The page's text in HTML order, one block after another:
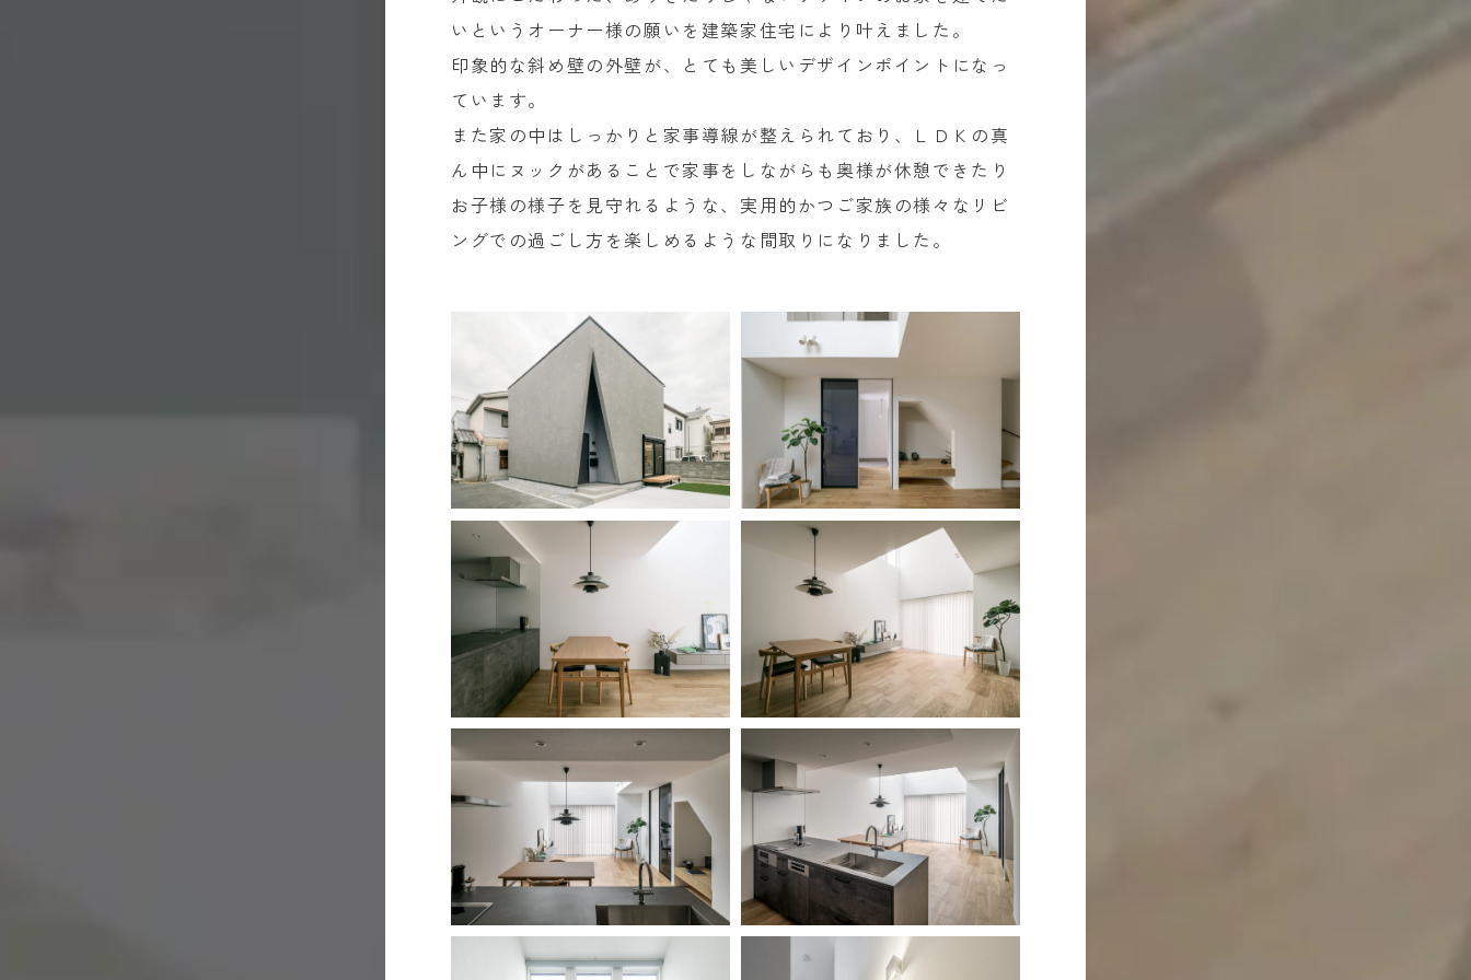
いというオーナー様の願いを建築家住宅により叶えました。
印象的な斜め壁の外壁が、とても美しいデザインポイントになっ
ています。
また家の中はしっかりと家事導線が整えられており、ＬＤＫの真
ん中にヌックがあることで家事をしながらも奥様が休憩できたり
お子様の様子を見守れるような、実用的かつご家族の様々なリビ
ングでの過ごし方を楽しめるような間取りになりました。